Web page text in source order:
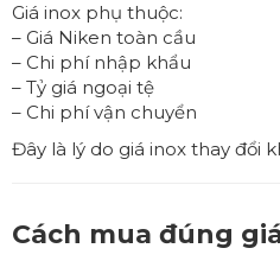
Giá inox phụ thuộc:
– Giá Niken toàn cầu
– Chi phí nhập khẩu
– Tỷ giá ngoại tệ
– Chi phí vận chuyển
Đây là lý do giá inox thay đổi
Cách mua đúng